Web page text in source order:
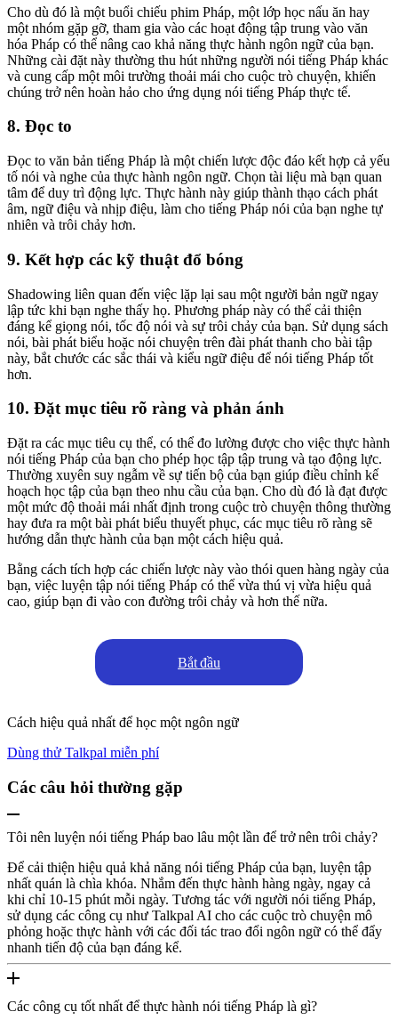
Cho dù đó là một buổi chiếu phim Pháp, một lớp học nấu ăn hay
một nhóm gặp gỡ, tham gia vào các hoạt động tập trung vào văn
hóa Pháp có thể nâng cao khả năng thực hành ngôn ngữ của bạn.
Những cài đặt này thường thu hút những người nói tiếng Pháp khác
và cung cấp một môi trường thoải mái cho cuộc trò chuyện, khiến
chúng trở nên hoàn hảo cho ứng dụng nói tiếng Pháp thực tế.
8. Đọc to
Đọc to văn bản tiếng Pháp là một chiến lược độc đáo kết hợp cả yếu
tố nói và nghe của thực hành ngôn ngữ. Chọn tài liệu mà bạn quan
tâm để duy trì động lực. Thực hành này giúp thành thạo cách phát
âm, ngữ điệu và nhịp điệu, làm cho tiếng Pháp nói của bạn nghe tự
nhiên và trôi chảy hơn.
9. Kết hợp các kỹ thuật đổ bóng
Shadowing liên quan đến việc lặp lại sau một người bản ngữ ngay
lập tức khi bạn nghe thấy họ. Phương pháp này có thể cải thiện
đáng kể giọng nói, tốc độ nói và sự trôi chảy của bạn. Sử dụng sách
nói, bài phát biểu hoặc nói chuyện trên đài phát thanh cho bài tập
này, bắt chước các sắc thái và kiểu ngữ điệu để nói tiếng Pháp tốt
hơn.
10. Đặt mục tiêu rõ ràng và phản ánh
Đặt ra các mục tiêu cụ thể, có thể đo lường được cho việc thực hành
nói tiếng Pháp của bạn cho phép học tập tập trung và tạo động lực.
Thường xuyên suy ngẫm về sự tiến bộ của bạn giúp điều chỉnh kế
hoạch học tập của bạn theo nhu cầu của bạn. Cho dù đó là đạt được
một mức độ thoải mái nhất định trong cuộc trò chuyện thông thường
hay đưa ra một bài phát biểu thuyết phục, các mục tiêu rõ ràng sẽ
hướng dẫn thực hành của bạn một cách hiệu quả.
Bằng cách tích hợp các chiến lược này vào thói quen hàng ngày của
bạn, việc luyện tập nói tiếng Pháp có thể vừa thú vị vừa hiệu quả
cao, giúp bạn đi vào con đường trôi chảy và hơn thế nữa.
Bắt đầu
Cách hiệu quả nhất để học một ngôn ngữ
Dùng thử Talkpal miễn phí
Các câu hỏi thường gặp
Tôi nên luyện nói tiếng Pháp bao lâu một lần để trở nên trôi chảy?
Để cải thiện hiệu quả khả năng nói tiếng Pháp của bạn, luyện tập
nhất quán là chìa khóa. Nhắm đến thực hành hàng ngày, ngay cả
khi chỉ 10-15 phút mỗi ngày. Tương tác với người nói tiếng Pháp,
sử dụng các công cụ như Talkpal AI cho các cuộc trò chuyện mô
phỏng hoặc thực hành với các đối tác trao đổi ngôn ngữ có thể đẩy
nhanh tiến độ của bạn đáng kể.
Các công cụ tốt nhất để thực hành nói tiếng Pháp là gì?